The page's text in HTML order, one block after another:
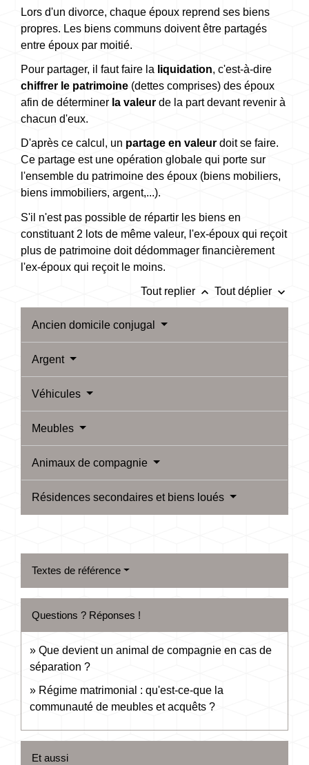
Lors d'un divorce, chaque époux reprend ses biens
propres. Les biens communs doivent être partagés
entre époux par moitié.
Pour partager, il faut faire la liquidation, c'est-à-dire
chiffrer le patrimoine (dettes comprises) des époux
afin de déterminer la valeur de la part devant revenir à
chacun d'eux.
D'après ce calcul, un partage en valeur doit se faire.
Ce partage est une opération globale qui porte sur
l'ensemble du patrimoine des époux (biens mobiliers,
biens immobiliers, argent,...).
S'il n'est pas possible de répartir les biens en
constituant 2 lots de même valeur, l'ex-époux qui reçoit
plus de patrimoine doit dédommager financièrement
l'ex-époux qui reçoit le moins.
Tout replier keyboard_arrow_up Tout déplier keyboard_arrow_down
Ancien domicile conjugal
Argent
Véhicules
Meubles
Animaux de compagnie
Résidences secondaires et biens loués
Textes de référence
Questions ? Réponses !
Que devient un animal de compagnie en cas de
séparation ?
Régime matrimonial : qu'est-ce-que la
communauté de meubles et acquêts ?
Et aussi